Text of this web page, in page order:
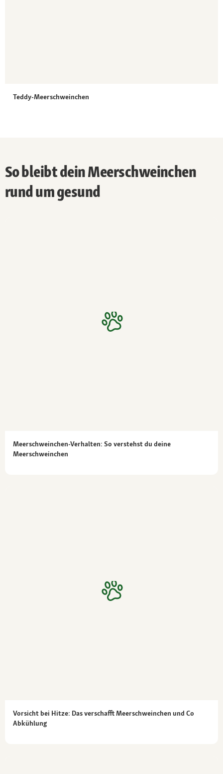
Teddy-Meerschweinchen
So bleibt dein Meerschweinchen
rund um gesund
Meerschweinchen-Verhalten: So verstehst du deine
Meerschweinchen
Vorsicht bei Hitze: Das verschafft Meerschweinchen und Co
Abkühlung